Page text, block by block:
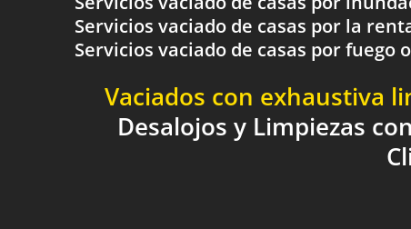
Servicios vaciado de casas por la
Servicios vaciado de casas por fuego
Vaciados con exhaustiva
Desalojos y Limpiezas